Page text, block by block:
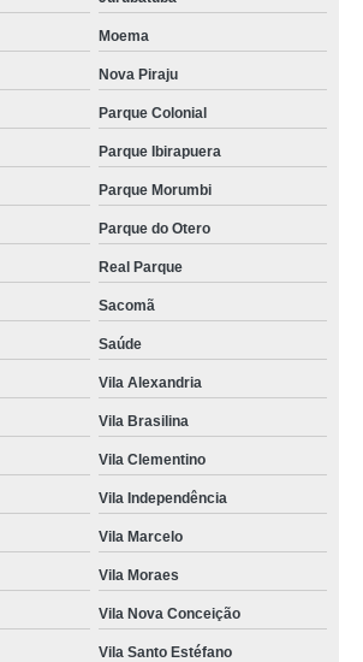
festa de 1 ano Interlagos
valor Ipiranga
fritos para festa Interlagos
valor Água Funda
Vila Clementino
Jardim América
para festa de quinze anos Jardim Suzana
Vila Clementino
Bela Vista
valor Vila Independência
Parque Colonial
forno para festa Vila Suzana
para festa finos Roosevelt (CBTU)
Moema
Nova Piraju
Parque Colonial
Parque Ibirapuera
Parque Morumbi
Parque do Otero
Real Parque
Sacomã
Saúde
Vila Alexandria
Vila Brasilina
Vila Clementino
Vila Independência
Vila Marcelo
Vila Moraes
Vila Nova Conceição
Vila Santo Estéfano